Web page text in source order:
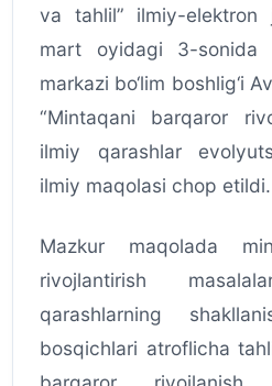
va tahlil” ilmiy-elektron
mart oyidagi 3-sonida
markazi bo‘lim boshlig‘i
“Mintaqani barqaror
ilmiy qarashlar
ilmiy maqolasi chop etildi.
Mazkur maqolada
rivojlantirish
qarashlarning
bosqichlari atroflicha